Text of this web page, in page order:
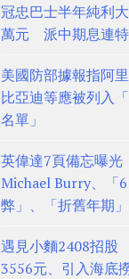
冠忠巴士半年純利
萬元 派中期息連
美國防部據報指阿里
比亞迪等應被列入
名單」
英偉達7頁備忘曝
Michael Burry、「
弊」、「折舊年期
遇見小麵2408招
3556元、引入海底